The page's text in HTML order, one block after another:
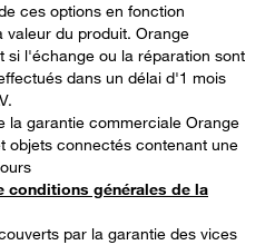
ces options en fonction
valeur du produit. Orange
si l'échange ou la réparation sont
dans un délai d'1 mois
la garantie commerciale Orange
objets connectés contenant une
conditions générales de la
par la garantie des vices